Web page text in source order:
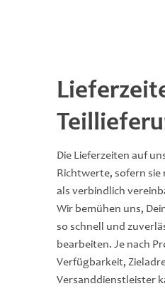
Die Lieferzeiten auf
Richtwerte, sofern sie
als verbindlich
Wir bemühen uns,
so schnell und
bearbeiten. Je nach
Verfügbarkeit,
Versanddienstleister